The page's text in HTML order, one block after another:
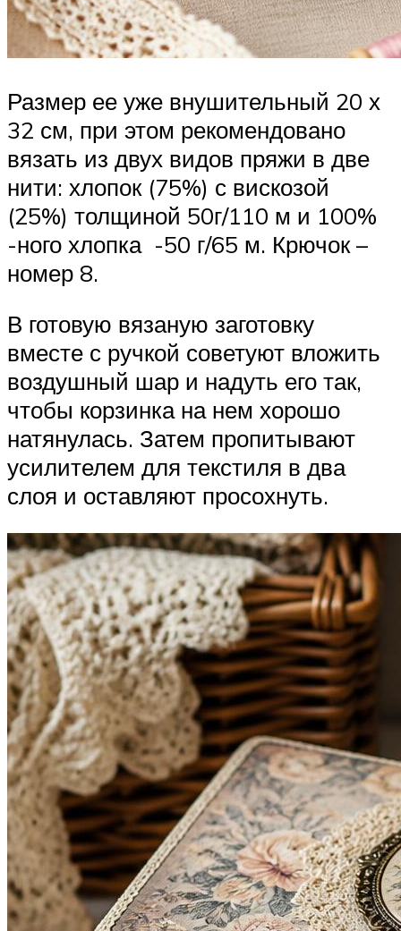
Размер ее уже внушительный 20 х
32 см, при этом рекомендовано
вязать из двух видов пряжи в две
нити: хлопок (75%) с вискозой
(25%) толщиной 50г/110 м и 100%
-ного хлопка -50 г/65 м. Крючок –
номер 8.
В готовую вязаную заготовку
вместе с ручкой советуют вложить
воздушный шар и надуть его так,
чтобы корзинка на нем хорошо
натянулась. Затем пропитывают
усилителем для текстиля в два
слоя и оставляют просохнуть.